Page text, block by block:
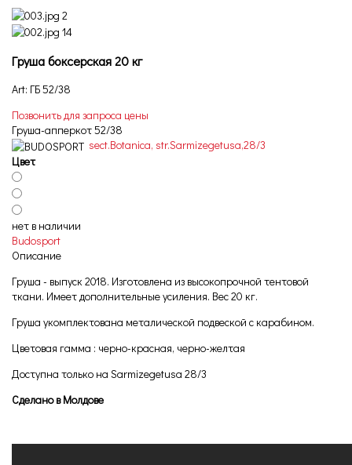
Груша боксерская 20 кг
Art: ГБ 52/38
Позвонить для запроса цены
Груша-апперкот 52/38
sect.Botanica, str.Sarmizegetusa,28/3
Цвет
нет в наличии
Budosport
Описание
Груша - выпуск 2018. Изготовлена из высокопрочной тентовой
ткани. Имеет дополнительные усиления. Вес 20 кг.
Груша укомплектована металической подвеской с карабином.
Цветовая гамма : черно-красная, черно-желтая
Доступна только на Sarmizegetusa 28/3
Сделано в Молдове